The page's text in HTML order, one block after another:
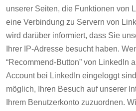
unserer Seiten, die Funktionen von
eine Verbindung zu Servern von
wird darüber informiert, dass Sie
Ihrer IP-Adresse besucht haben.
“Recommend-Button” von LinkedIn
Account bei LinkedIn eingeloggt
möglich, Ihren Besuch auf unserer
Ihrem Benutzerkonto zuzuordnen.